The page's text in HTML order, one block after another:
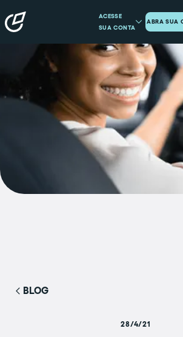
ACESSE
SUA CONTA
ABRA SUA
BLOG
28/4/21